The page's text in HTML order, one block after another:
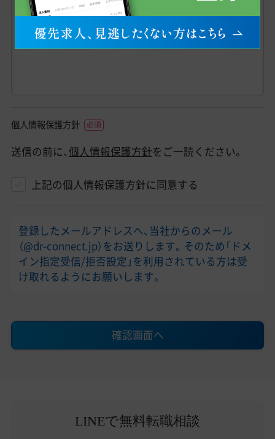
個人情報保護方針
送信の前に、 個人情報保護方針をご一読ください。
上記の個人情報保護方針に同意する
登録したメールアドレスへ、当社からのメール
（@dr-connect.jp）をお送りします。そのため「ドメ
イン指定受信/拒否設定」を利用されている方は受
け取れるようにお願いします。
確認画面へ
LINEで無料転職相談